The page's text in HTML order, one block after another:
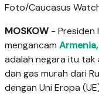
Foto/Caucasus
MOSKOW - Presiden
mengancam Armenia,
adalah negara itu tak
dan gas murah dari
dengan Uni Eropa